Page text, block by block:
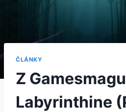
ČLÁNKY
Z
Labyrinthine